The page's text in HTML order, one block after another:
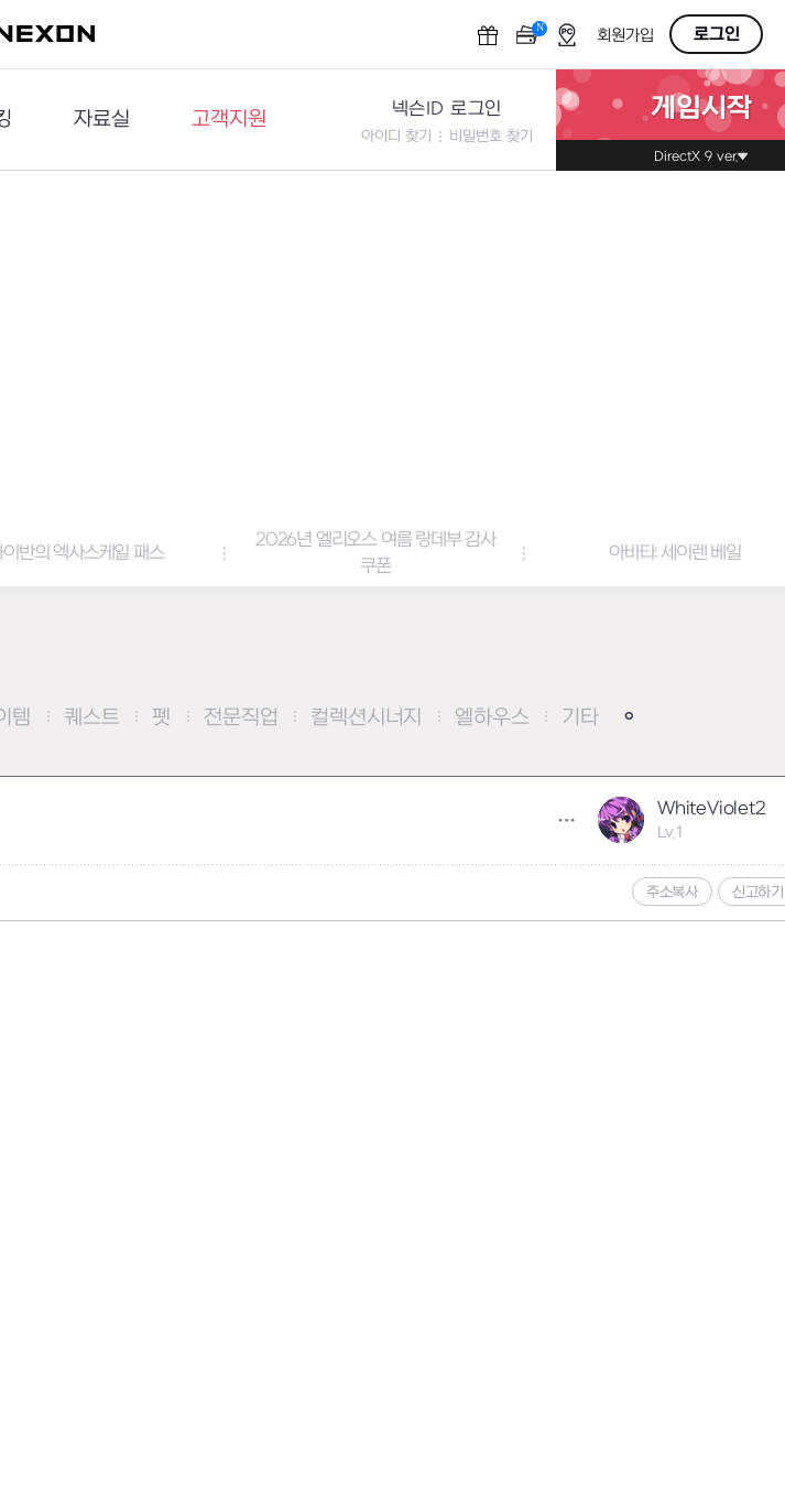
N OFF회원가입 로그인
킹
자료실
다운로드
고객지원
문의하기
넥슨ID 로그인
아이디 찾기 비밀번호 찾기
게임시작
DirectX 9 ver.
이반의 엑사스케일 패스
2026년 엘리오스 여름 랑데부 감사
쿠폰
아바타: 세이렌 베일
템 퀘스트 펫 전문직업 컬렉션시너지 엘하우스 기타
WhiteViolet2
Lv.1
주소복사 신고하기